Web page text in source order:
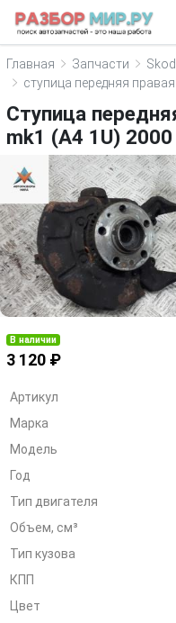
Главная Запчасти
ступица передняя правая
Ступица
mk1 (A4 1U) 2000
В наличии
3 120 ₽
Артикул
Марка
Модель
Год
Тип двигателя
Объем, см³
Тип кузова
КПП
Цвет